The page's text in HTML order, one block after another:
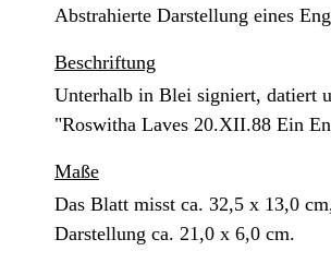
Abstrahierte Darstellung eines
Beschriftung
Unterhalb in Blei signiert, datiert
"Roswitha Laves 20.XII.88 Ein
Maße
Das Blatt misst ca. 32,5 x 13,0
Darstellung ca. 21,0 x 6,0 cm.